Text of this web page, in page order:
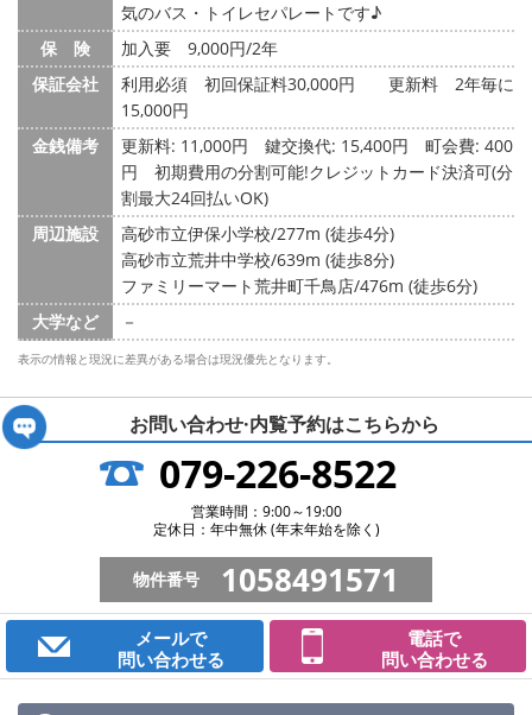
気のバス・トイレセパレートです♪
保 険
加入要 9,000円/2年
保証会社
利用必須 初回保証料30,000円 更新料 2年毎に
15,000円
金銭備考
更新料: 11,000円 鍵交換代: 15,400円
町会費: 400
円
初期費用の分割可能!クレジットカード決済可(分
割最大24回払いOK)
周辺施設
高砂市立伊保小学校/277m (徒歩4分)
高砂市立荒井中学校/639m (徒歩8分)
ファミリーマート荒井町千鳥店/476m (徒歩6分)
大学など
－
表示の情報と現況に差異がある場合は現況優先となります。
お問い合わせ·内覧予約はこちらから
079-226-8522
営業時間：9:00～19:00
定休日：年中無休 (年末年始を除く)
物件番号 1058491571
メールで
問い合わせる
電話で
問い合わせる